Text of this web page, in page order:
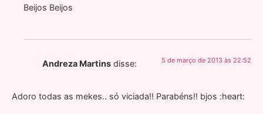
Beijos Beijos
Andreza Martins disse: 5 de março de 2013 às 22:52
Adoro todas as mekes.. só viciada!! Parabéns!! bjos :heart: